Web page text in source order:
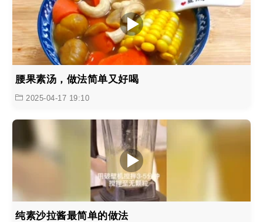
腰果素汤，做法简单又好喝
2025-04-17 19:10
纯素沙拉酱最简单的做法